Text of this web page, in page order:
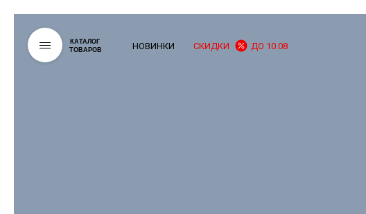
КАТАЛОГ
ТОВАРОВ
НОВИНКИ СКИДКИ ДО 10.08